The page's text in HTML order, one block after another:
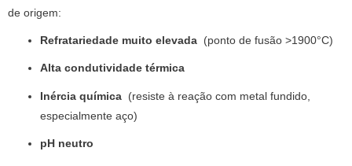
de origem:
Refratariedade muito elevada (ponto de fusão >1900°C)
Alta condutividade térmica
Inércia química (resiste à reação com metal fundido,
especialmente aço)
pH neutro